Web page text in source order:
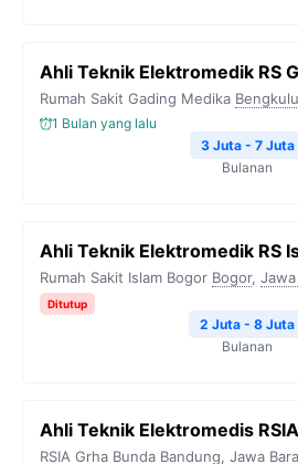
Ahli Teknik Elektromedik RS
Rumah Sakit Gading Medika Bengkulu
1 Bulan yang lalu
3 Juta - 7 Juta
Bulanan
Ahli Teknik Elektromedik RS
Rumah Sakit Islam Bogor Bogor,
Ditutup
2 Juta - 8 Juta
Bulanan
Ahli Teknik Elektromedis
RSIA Grha Bunda Bandung, Jawa